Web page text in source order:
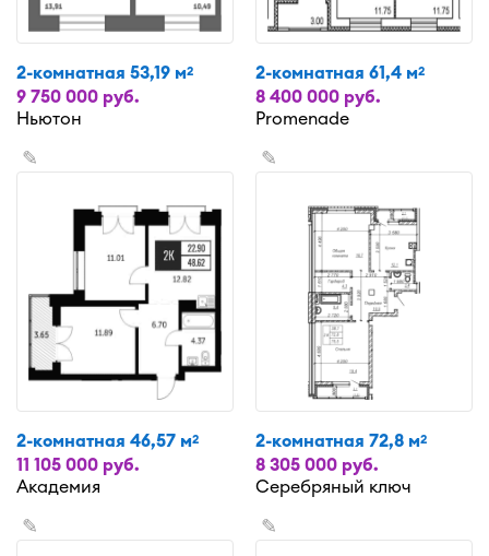
2-комнатная 53,19 м2
9 750 000 руб.
Ньютон
2-комнатная 61,4 м2
8 400 000 руб.
Promenade
✎
2-комнатная 46,57 м2
11 105 000 руб.
Академия
✎
2-комнатная 72,8 м2
8 305 000 руб.
Серебряный ключ
✎ ✎